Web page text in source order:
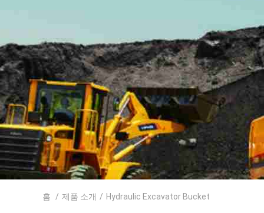
홈 / 제품 소개 / Hydraulic Excavator Bucket